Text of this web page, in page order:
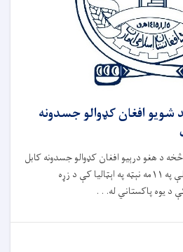
کې د ۳ شهید شویو افغان کډوالو جسدونه
له اېټالیا څخه د هغو درېیو افغان کډوالو جسدونه کابل
ته راولېږدول شول، چې د غبرګولې په ۱۱مه نېټه په اېټالیا کې د زړه
د یوه پاکستاني له. . .